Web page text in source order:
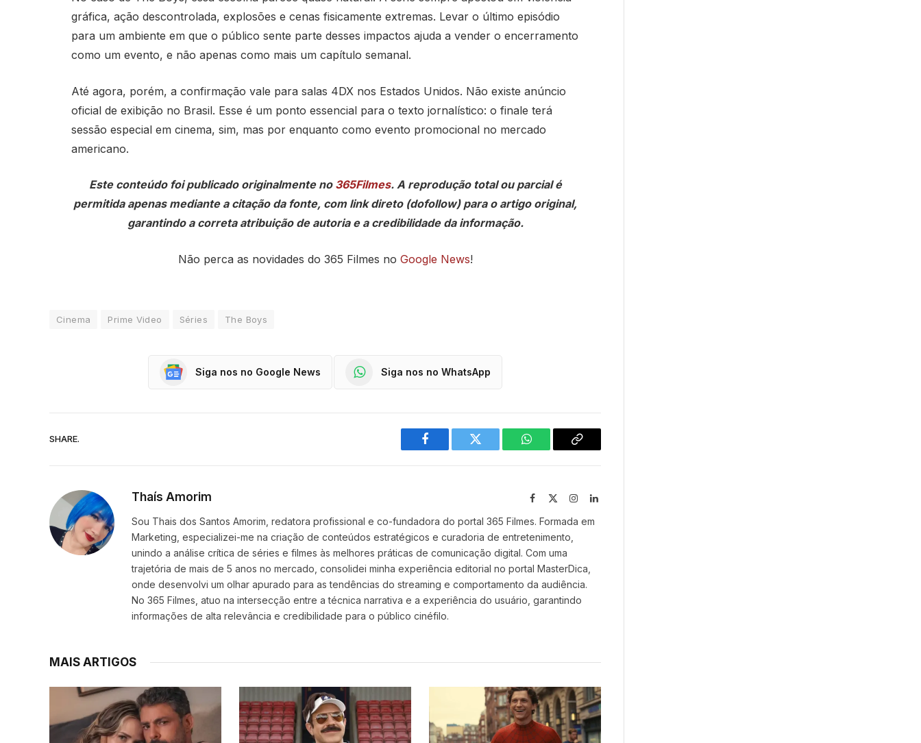
gráfica, ação descontrolada, explosões e cenas fisicamente extremas. Levar o último episódio
para um ambiente em que o público sente parte desses impactos ajuda a vender o encerramento
como um evento, e não apenas como mais um capítulo semanal.
Até agora, porém, a confirmação vale para salas 4DX nos Estados Unidos. Não existe anúncio
oficial de exibição no Brasil. Esse é um ponto essencial para o texto jornalístico: o finale terá
sessão especial em cinema, sim, mas por enquanto como evento promocional no mercado
americano.
Este conteúdo foi publicado originalmente no 365Filmes. A reprodução total ou parcial é
permitida apenas mediante a citação da fonte, com link direto (dofollow) para o artigo original,
garantindo a correta atribuição de autoria e a credibilidade da informação.
Não perca as novidades do 365 Filmes no Google News!
Cinema Prime Video Séries The Boys
Siga nos no Google News Siga nos no WhatsApp
SHARE.
Facebook Twitter WhatsAppCopy
Thaís Amorim Facebook InstagramLinkedIn
Sou Thais dos Santos Amorim, redatora profissional e co-fundadora do portal 365 Filmes. Formada em
Marketing, especializei-me na criação de conteúdos estratégicos e curadoria de entretenimento,
unindo a análise crítica de séries e filmes às melhores práticas de comunicação digital. Com uma
trajetória de mais de 5 anos no mercado, consolidei minha experiência editorial no portal MasterDica,
onde desenvolvi um olhar apurado para as tendências do streaming e comportamento da audiência.
No 365 Filmes, atuo na intersecção entre a técnica narrativa e a experiência do usuário, garantindo
informações de alta relevância e credibilidade para o público cinéfilo.
MAIS ARTIGOS